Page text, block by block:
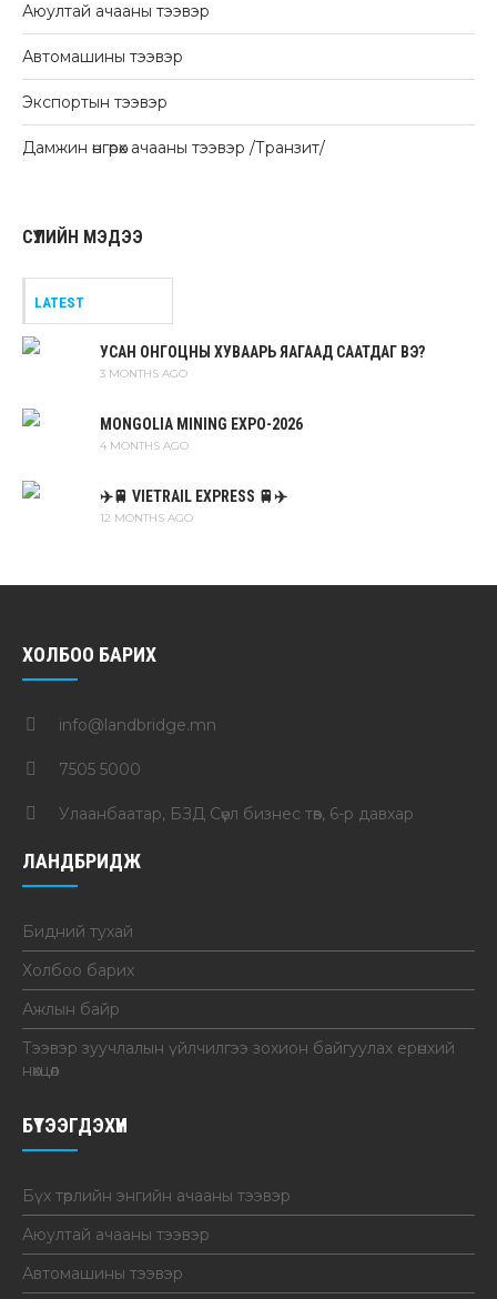
Аюултай ачааны тээвэр
Автомашины тээвэр
Экспортын тээвэр
Дамжин өнгөрөх ачааны тээвэр /Транзит/
СҮҮЛИЙН МЭДЭЭ
LATEST
УСАН ОНГОЦНЫ ХУВААРЬ ЯАГААД СААТДАГ ВЭ?
3 MONTHS AGO
MONGOLIA MINING EXPO-2026
4 MONTHS AGO
✈️🚆 VIETRAIL EXPRESS 🚆✈️
12 MONTHS AGO
ХОЛБОО БАРИХ
info@landbridge.mn
7505 5000
Улаанбаатар, БЗД Сөүл бизнес төв, 6-р давхар
ЛАНДБРИДЖ
Бидний тухай
Холбоо барих
Ажлын байр
Тээвэр зуучлалын үйлчилгээ зохион байгуулах ерөнхий
нөхцөл
БҮТЭЭГДЭХҮҮН
Бүх төрлийн энгийн ачааны тээвэр
Аюултай ачааны тээвэр
Автомашины тээвэр